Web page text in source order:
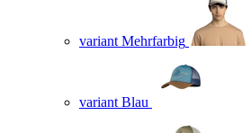
variant Mehrfarbig
variant Blau